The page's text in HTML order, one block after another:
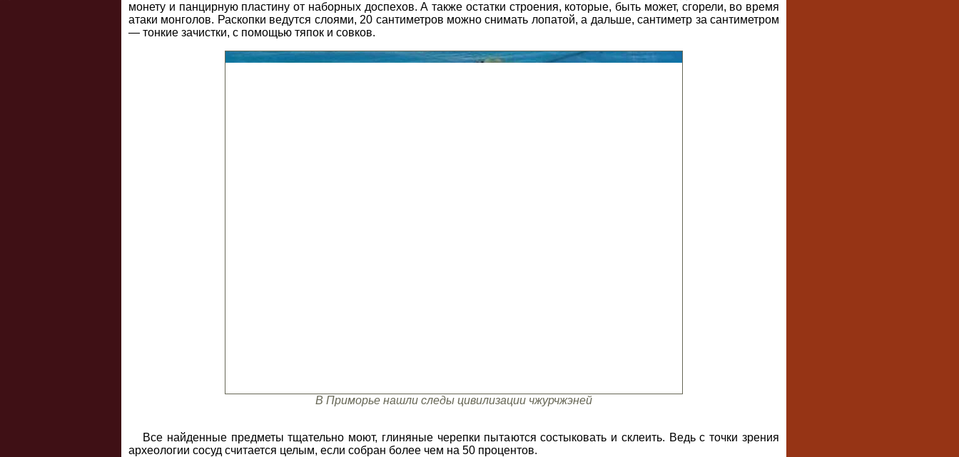
монету и панцирную пластину от наборных доспехов. А также остатки строения, которые, быть может, сгорели, во время
атаки монголов. Раскопки ведутся слоями, 20 сантиметров можно снимать лопатой, а дальше, сантиметр за сантиметром
— тонкие зачистки, с помощью тяпок и совков.
В Приморье нашли следы цивилизации чжурчжэней
Все найденные предметы тщательно моют, глиняные черепки пытаются состыковать и склеить. Ведь с точки зрения
археологии сосуд считается целым, если собран более чем на 50 процентов.